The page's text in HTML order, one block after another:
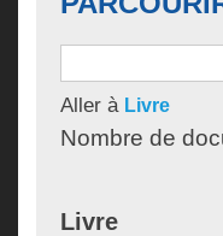
Aller à Livre
Nombre de
Livre